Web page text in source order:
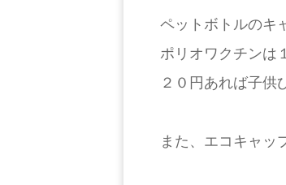
ペットボトルのキ
ポリオワクチンは
２０円あれば子供
また、エコキャッ